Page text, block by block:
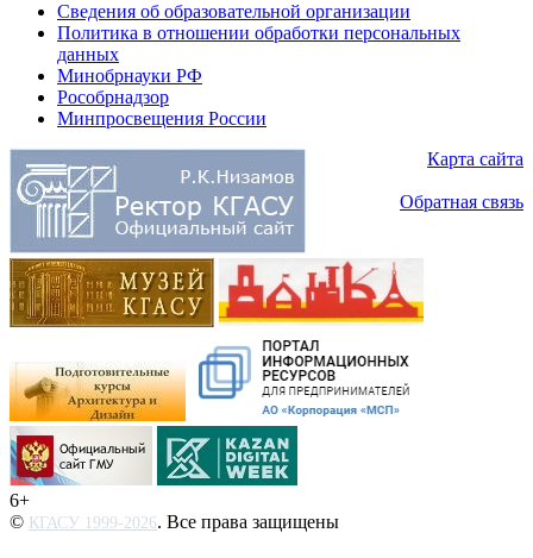
Сведения об образовательной организации
Политика в отношении обработки персональных
данных
Минобрнауки РФ
Рособрнадзор
Минпросвещения России
Карта сайта
Обратная связь
6+
© КГАСУ 1999-2026. Все права защищены